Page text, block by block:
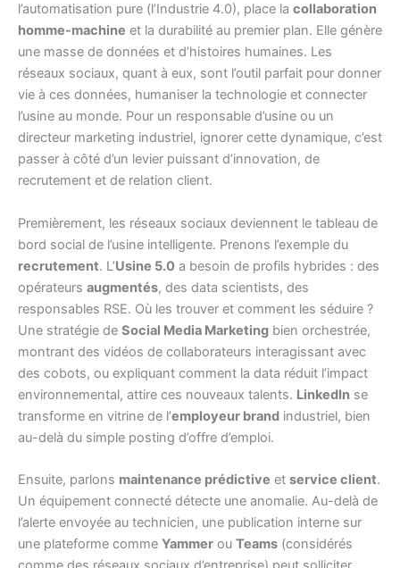
l’automatisation pure (l’Industrie 4.0), place la collaboration
homme-machine et la durabilité au premier plan. Elle génère
une masse de données et d’histoires humaines. Les
réseaux sociaux, quant à eux, sont l’outil parfait pour donner
vie à ces données, humaniser la technologie et connecter
l’usine au monde. Pour un responsable d’usine ou un
directeur marketing industriel, ignorer cette dynamique, c’est
passer à côté d’un levier puissant d’innovation, de
recrutement et de relation client.
Premièrement, les réseaux sociaux deviennent le tableau de
bord social de l’usine intelligente. Prenons l’exemple du
recrutement. L’Usine 5.0 a besoin de profils hybrides : des
opérateurs augmentés, des data scientists, des
responsables RSE. Où les trouver et comment les séduire ?
Une stratégie de Social Media Marketing bien orchestrée,
montrant des vidéos de collaborateurs interagissant avec
des cobots, ou expliquant comment la data réduit l’impact
environnemental, attire ces nouveaux talents. LinkedIn se
transforme en vitrine de l’employeur brand industriel, bien
au-delà du simple posting d’offre d’emploi.
Ensuite, parlons maintenance prédictive et service client.
Un équipement connecté détecte une anomalie. Au-delà de
l’alerte envoyée au technicien, une publication interne sur
une plateforme comme Yammer ou Teams (considérés